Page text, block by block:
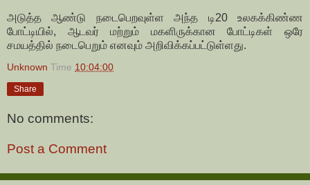
அடுத்த ஆண்டு நடைபெறவுள்ள அந்த டி20 உலகக்கிண்ண
போட்டியில், ஆடவர் மற்றும் மகளிருக்கான போட்டிகள் ஒரே
சமயத்தில் நடைபெறும் எனவும் அறிவிக்கப்பட்டுள்ளது.
Unknown Time 10:04:00
Share
No comments:
Post a Comment